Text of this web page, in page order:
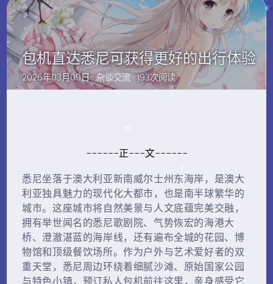
包机直达悉尼可获得更好的出行体验
2026年03月09日 ·杂谈交流· 193次阅读
------正---文------
悉尼坐落于澳大利亚新南威尔士州东海岸，是澳大
利亚独具魅力的现代化大都市，也是南半球繁华的
城市。这座城市将自然美景与人文底蕴完美交融，
拥有举世闻名的悉尼歌剧院、气势恢宏的海港大
桥、澄澈湛蓝的海岸线，还有遍布全城的花园、博
物馆和顶级餐饮场所。作为户外与艺术爱好者的双
重天堂，悉尼周边环绕着细腻沙滩、原始国家公园
与特色小镇，预订私人包机前往这里，亲身感受它